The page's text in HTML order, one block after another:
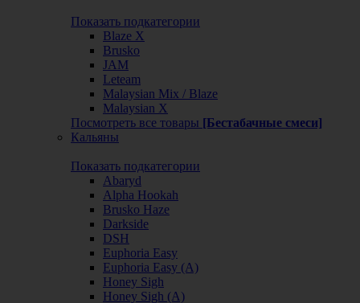
Показать подкатегории
Blaze X
Brusko
JAM
Leteam
Malaysian Mix / Blaze
Malaysian X
Посмотреть все товары [Бестабачные смеси]
Кальяны
Показать подкатегории
Abaryd
Alpha Hookah
Brusko Haze
Darkside
DSH
Euphoria Easy
Euphoria Easy (А)
Honey Sigh
Honey Sigh (А)